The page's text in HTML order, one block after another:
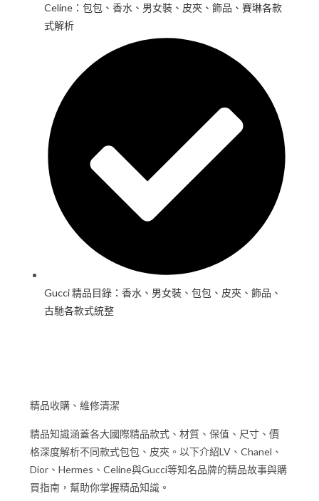
Celine：包包、香水、男女裝、皮夾、飾品、賽琳各款
式解析
Gucci 精品目錄：香水、男女裝、包包、皮夾、飾品、
古馳各款式統整
精品收購、維修清潔
精品知識涵蓋各大國際精品款式、材質、保值、尺寸、價
格深度解析不同款式包包、皮夾。以下介紹LV、Chanel、
Dior、Hermes、Celine與Gucci等知名品牌的精品故事與購
買指南，幫助你掌握精品知識。